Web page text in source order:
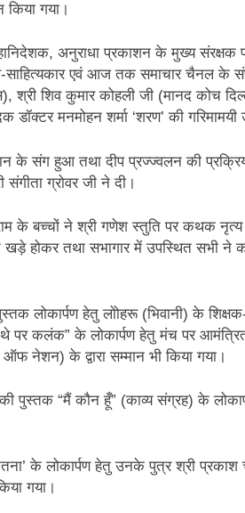
Ago
Ago
फ़िरदौस ख़ान को मिला बेस्ट वालंटियर
Ago
महिला दिवस “ की बहुत बहुत बधाई
लो प्रेम से – मनमोहन शर्मा ‘शरण’ (सम्पादकीय
Ago
पुस्तक मेले (10-18 फरवरी) में अनुराधा
Ago
में विश्व में हिंदी भाषा की स्वीकृति
Ago
प्रमुख एडमिरल आर हरि कुमार ने किया अनुराधा
Ago
भारत के भव्यभाल पर एक सुरम्य तिलकहैं
Ago
पर गैर-भाजपा सरकारों से जवाबदेही कब?
किया गया।
अनुराधा प्रकाशन के मुख्य संरक्षक
साहित्यकार एवं आज तक समाचार चैनल के
श्री शिव कुमार कोहली जी (मानद कोच
मनमोहन शर्मा ‘शरण’ की गरिमामयी
के संग हुआ तथा दीप प्रज्ज्वलन की
संगीता ग्रोवर जी ने दी।
के बच्चों ने श्री गणेश स्तुति पर कथक नृत्य
होकर तथा सभागार में उपस्थित सभी ने
हेतु लोोहरू (भिवानी) के शिक्षक-
पर कलंक” के लोकार्पण हेतु मंच पर
नेशन) के द्वारा सम्मान भी किया गया।
पुस्तक “मैं कौन हूँ” (काव्य संग्रह) के
के लोकार्पण हेतु उनके पुत्र श्री
गया।